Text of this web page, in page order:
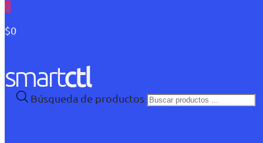
0
$0
Búsqueda de productos